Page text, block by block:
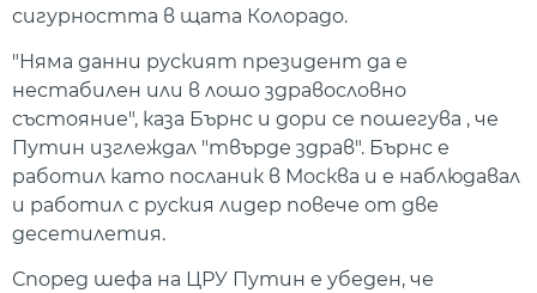
сигурността в щата Колорадо.
"Няма данни руският президент да е
нестабилен или в лошо здравословно
състояние", каза Бърнс и дори се пошегува , че
Путин изглеждал "твърде здрав". Бърнс е
работил като посланик в Москва и е наблюдавал
и работил с руския лидер повече от две
десетилетия.
Според шефа на ЦРУ Путин е убеден, че